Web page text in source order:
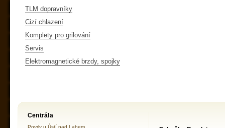
TLM dopravníky
Cizí chlazení
Komplety pro grilování
Servis
Elektromagnetické brzdy, spojky
Centrála
Povrly u Ústí nad Labem